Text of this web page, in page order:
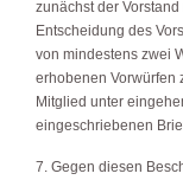
zunächst der
Entscheidung des
von mindestens zwei
erhobenen Vorwürfen
Mitglied unter
eingeschriebenen
7. Gegen diesen